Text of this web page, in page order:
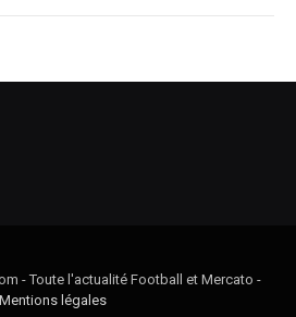
- Toute l'actualité Football et Mercato -
Mentions légales